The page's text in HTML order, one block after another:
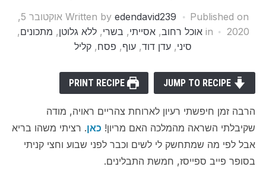
Written by edendavid239 Published on
אוקטובר 5,
2020
in אוכל רחוב,אסייתי, בשרי,ללא גלוטן, מתכונים,
סיני, עדן דוד, עוף, פסח, קליל
PRINT RECIPE
הרבה זמן חיפשתי רעיון לארוחת צהריים ראויה, מודה
שקיבלתי השראה מהמלכה האם מריון! כאן. רציתי משהו בריא
אבל לפי מה שמתחשק לי לשים וכבר לפני שבוע וחצי קניתי
בסופר פייב ספייסז, חמשת התבלינים.